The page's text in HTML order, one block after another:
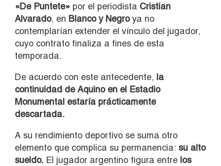
«De Puntete» por el periodista Cristian
Alvarado, en Blanco y Negroya no
contemplarían extender el vínculo del jugador,
cuyo contrato finaliza a fines de esta
temporada.
De acuerdo con este antecedente, la
continuidad de Aquino en el Estadio
Monumental estaría prácticamente
descartada.
A su rendimiento deportivo se suma otro
elemento que complica su permanencia: su alto
sueldo. El jugador argentino figura entre los